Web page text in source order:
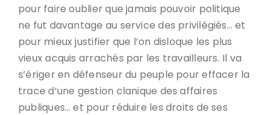
pour faire oublier que jamais pouvoir politique
ne fut davantage au service des privilégiés… et
pour mieux justifier que l’on disloque les plus
vieux acquis arrachés par les travailleurs. Il va
s’ériger en défenseur du peuple pour effacer la
trace d’une gestion clanique des affaires
publiques… et pour réduire les droits de ses